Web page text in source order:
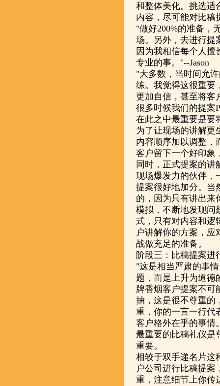
和整体美化。挑选适
内容，尽可能对比稿
"做好200%的准备，
场。另外，去进行提
因为我相信每个人
专业的事。"--Jason
"大多数，当时间允
练。我觉得这很重要
更加自信，甚至将客
很多时候我们的提案
在此之中最重要是要
为了让现场的讲解更
内容顺序加以调整，
客户留下一个好印象
同时，正式提案的
现场爆发力的伙伴，
提案很好地加分。当
的，因为只有讲出来
模拟，不断地发现问
式，只有对内容和逻
户讲解你的方案，
战做充足的准备。
阶段三：比稿提案进
"这是相当严肃的事
题，而是上升为道德
牌香烟客户提案不可
抽，这是很不尊重的
重，你的一言一行代
客户格外在乎的事情
最重要的比稿礼仪是
重要。
相较于双手递名片这
户公司进行比稿提
重，注意细节上你传